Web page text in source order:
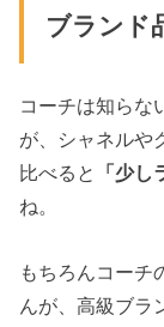
ブランド
コーチは知らな
が、シャネルや
比べると
「少し
ね。
もちろんコーチ
んが、高級ブラ